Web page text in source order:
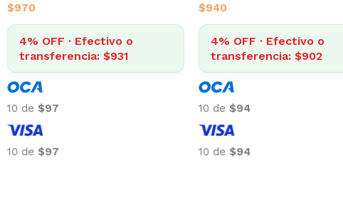
$970
4% OFF · Efectivo o
transferencia: $931
10 de $97
10 de $97
$940
4% OFF · Efectivo o
transferencia: $902
10 de $94
10 de $94